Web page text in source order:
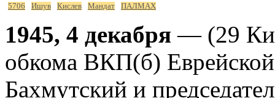
5706 Ишув Кислев Мандат ПАЛМАХ
1945, 4 декабря — (29
обкома ВКП(б)
Бахмутский и